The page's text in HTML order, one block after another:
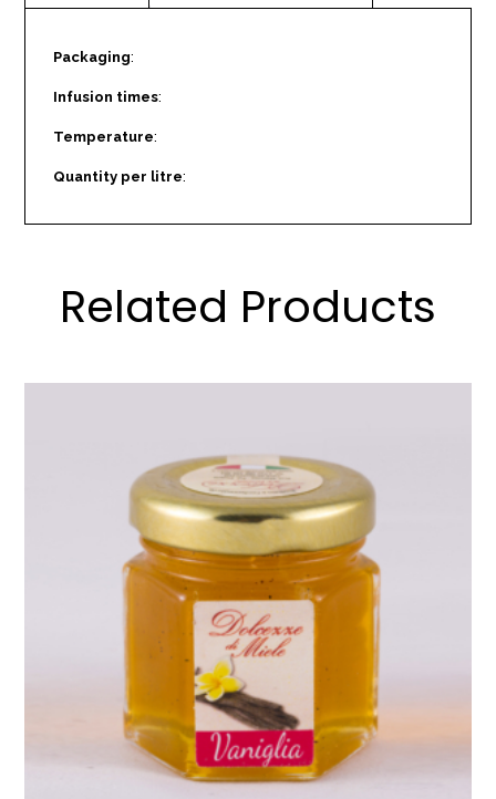
Packaging:
Infusion times:
Temperature:
Quantity per litre:
Related Products